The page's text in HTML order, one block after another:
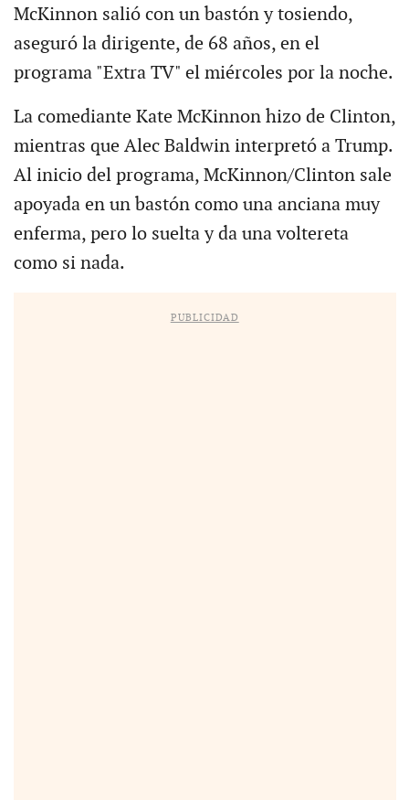
McKinnon salió con un bastón y tosiendo,
aseguró la dirigente, de 68 años, en el
programa "Extra TV" el miércoles por la noche.
La comediante Kate McKinnon hizo de Clinton,
mientras que Alec Baldwin interpretó a Trump.
Al inicio del programa, McKinnon/Clinton sale
apoyada en un bastón como una anciana muy
enferma, pero lo suelta y da una voltereta
como si nada.
PUBLICIDAD